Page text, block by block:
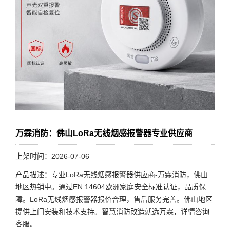
万霖消防：佛山LoRa无线烟感报警器专业供应商
上架时间：2026-07-06
产品描述：专业LoRa无线烟感报警器供应商-万霖消防，佛山
地区热销中。通过EN 14604欧洲家庭安全标准认证，品质保
障。LoRa无线烟感报警器报价合理，售后服务完善。佛山地区
提供上门安装和技术支持。智慧消防改造就选万霖，详情咨询
客服。